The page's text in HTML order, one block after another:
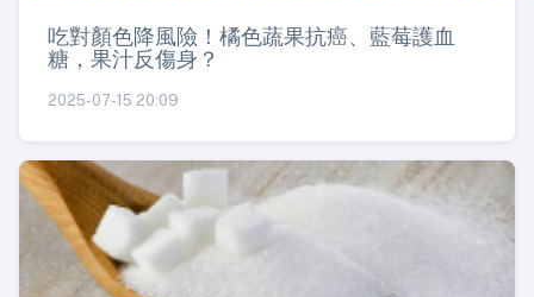
吃對顏色降風險！橘色蔬果抗癌、藍莓護血
糖，果汁反傷身？
2025-07-15 20:09